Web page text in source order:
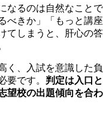
なるのは自然なことで
べきか」「もっと講座
てしまうと、肝心の答
く、入試を意識した負
要です。 判定は入口と
望校の出題傾向を合わ